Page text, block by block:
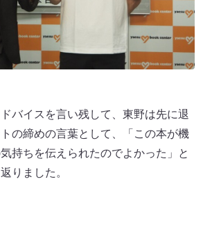
バイスを言い残して、東野は先に退
の締めの言葉として、「この本が機
持ちを伝えられたのでよかった」と
りました。